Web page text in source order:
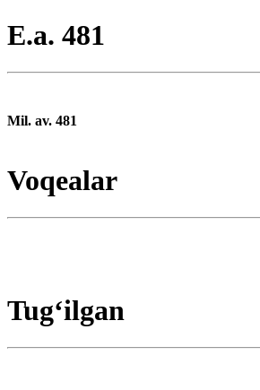
E.a. 481
Mil. av. 481
Voqealar
Tugʻilgan